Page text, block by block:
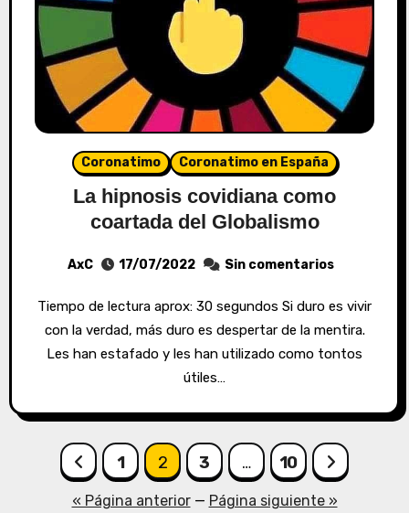
Coronatimo Coronatimo en España
La hipnosis covidiana como
coartada del Globalismo
AxC 17/07/2022 Sin comentarios
Tiempo de lectura aprox: 30 segundos Si duro es vivir
con la verdad, más duro es despertar de la mentira.
Les han estafado y les han utilizado como tontos
útiles…
Paginación
1 2 3 … 10
« Página anterior— Página siguiente »